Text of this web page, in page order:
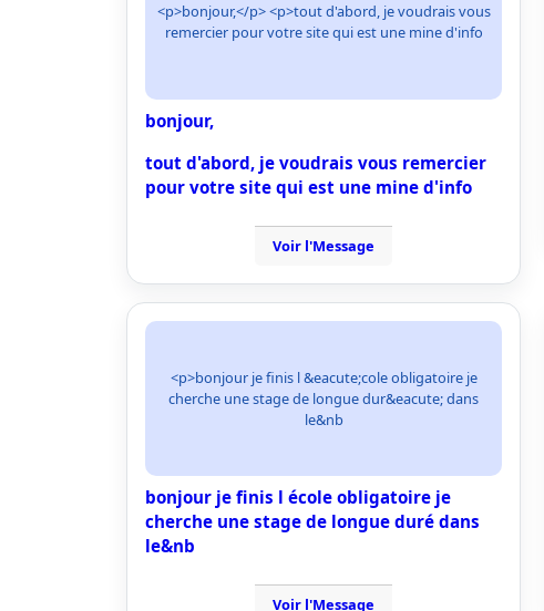
<p>bonjour,</p> <p>tout d'abord, je voudrais vous
remercier pour votre site qui est une mine d'info
bonjour,
tout d'abord, je voudrais vous remercier
pour votre site qui est une mine d'info
Voir l'Message
<p>bonjour je finis l &eacute;cole obligatoire je
cherche une stage de longue dur&eacute; dans
le&nb
bonjour je finis l école obligatoire je
cherche une stage de longue duré dans
le&nb
Voir l'Message